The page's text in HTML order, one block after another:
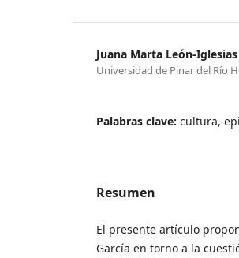
Juana Marta León-Iglesias
Universidad de Pinar del Río
Palabras clave: cultura,
Resumen
El presente artículo
García en torno a la